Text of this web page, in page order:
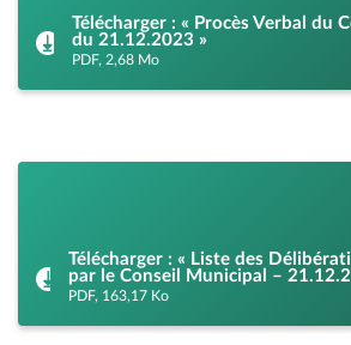
Télécharger : « Procès Verbal du
du 21.12.2023 »
PDF, 2,68 Mo
Télécharger : « Liste des
par le Conseil Municipal –
PDF, 163,17 Ko